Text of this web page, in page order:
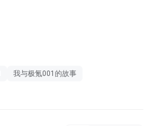
我与极氪001的故事